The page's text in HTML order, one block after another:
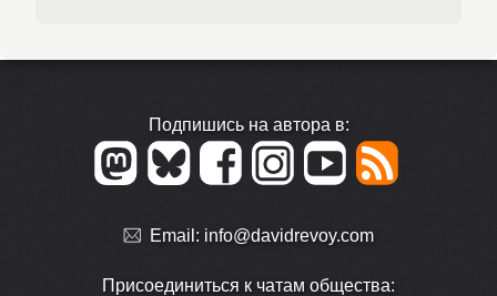
Подпишись на автора в:
Email: info@davidrevoy.com
Присоединиться к чатам общества: